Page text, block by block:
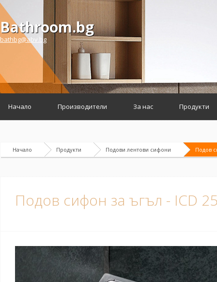
Bathroom.bg
bathbg@abv.bg
Начало Производители За нас Продукти
Начало Продукти Подови лентови сифони Подов
Подов сифон за ъгъл - ICD